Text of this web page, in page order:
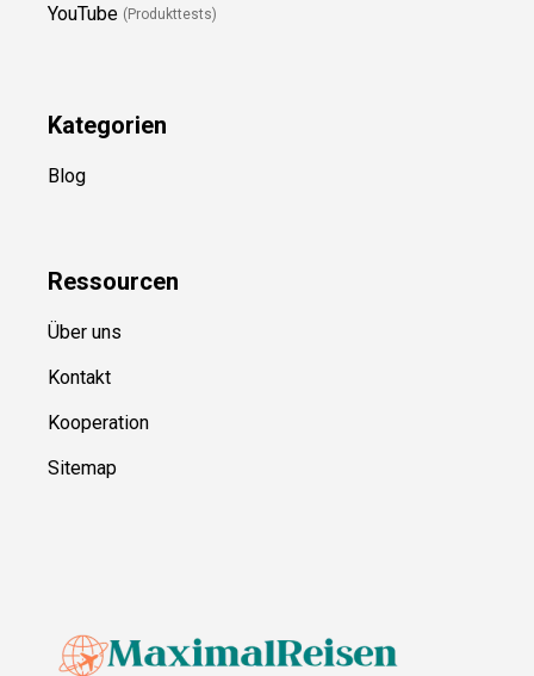
YouTube (Produkttests)
Kategorien
Blog
Ressourcen
Über uns
Kontakt
Kooperation
Sitemap